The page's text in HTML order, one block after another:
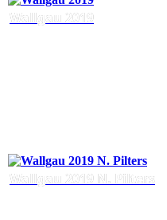
Wallgau 2019
Wallgau 2019 N. Pilters